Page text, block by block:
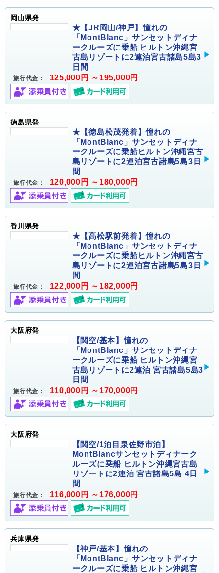
岡山県発
★【JR岡山/神戸】憧れの
「MontBlanc」サンセットディナ
ークルーズに乗船 ヒルトン沖縄宮
古島リゾートに2連泊宮古諸島5島3
日間
旅行代金： 125,000円 ～195,000円
徳島県発
★【徳島松茂発着】憧れの
「MontBlanc」サンセットディナ
ークルーズに乗船ヒルトン沖縄宮古
島リゾートに2連泊宮古諸島5島3日
間
旅行代金： 120,000円 ～180,000円
香川県発
★【高松駅前発着】憧れの
「MontBlanc」サンセットディナ
ークルーズに乗船ヒルトン沖縄宮古
島リゾートに2連泊宮古諸島5島3日
間
旅行代金： 122,000円 ～182,000円
大阪府発
【関空/基本】憧れの
「MontBlanc」サンセットディナ
ークルーズに乗船 ヒルトン沖縄宮
古島リゾートに2連泊 宮古諸島5島3
日間
旅行代金： 110,000円 ～170,000円
大阪府発
【関空/1泊目泉佐野市泊】
MontBlancサンセットディナーク
ルーズに乗船 ヒルトン沖縄宮古島
リゾートに2連泊 宮古諸島5島 4日
間
旅行代金： 116,000円 ～176,000円
兵庫県発
【神戸/基本】憧れの
「MontBlanc」サンセットディナ
ークルーズに乗船 ヒルトン沖縄宮